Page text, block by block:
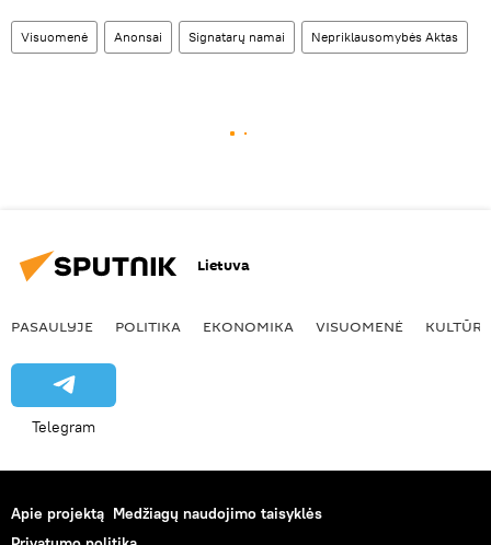
Visuomenė Anonsai Signatarų namai Nepriklausomybės Aktas
Lietuva
PASAULYJE POLITIKA EKONOMIKA VISUOMENĖ KULTŪRA
Telegram
Apie projektą Medžiagų naudojimo taisyklės